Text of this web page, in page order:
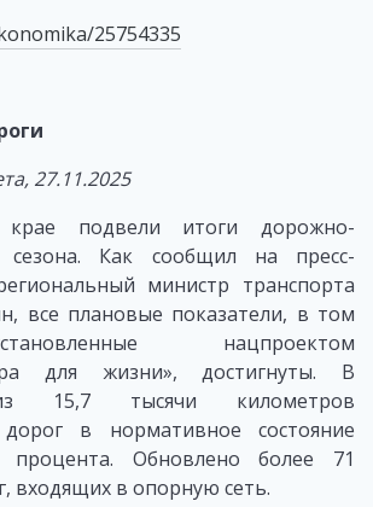
25754335
27.11.2025
подвели итоги дорожно-
сезона. Как сообщил на пресс-
министр транспорта
все плановые показатели, в том
нацпроектом
для жизни», достигнуты. В
15,7 тысячи километров
дорог в нормативное состояние
процента. Обновлено более 71
входящих в опорную сеть.